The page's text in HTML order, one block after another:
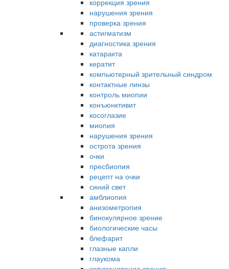
коррекция зрения
нарушения зрения
проверка зрения
астигматизм
диагностика зрения
катаракта
кератит
компьютерный зрительный синдром
контактные линзы
контроль миопии
конъюнктивит
косоглазие
миопия
нарушения зрения
острота зрения
очки
пресбиопия
рецепт на очки
синий свет
амблиопия
анизометропия
бинокулярное зрение
биологические часы
блефарит
глазные капли
глаукома